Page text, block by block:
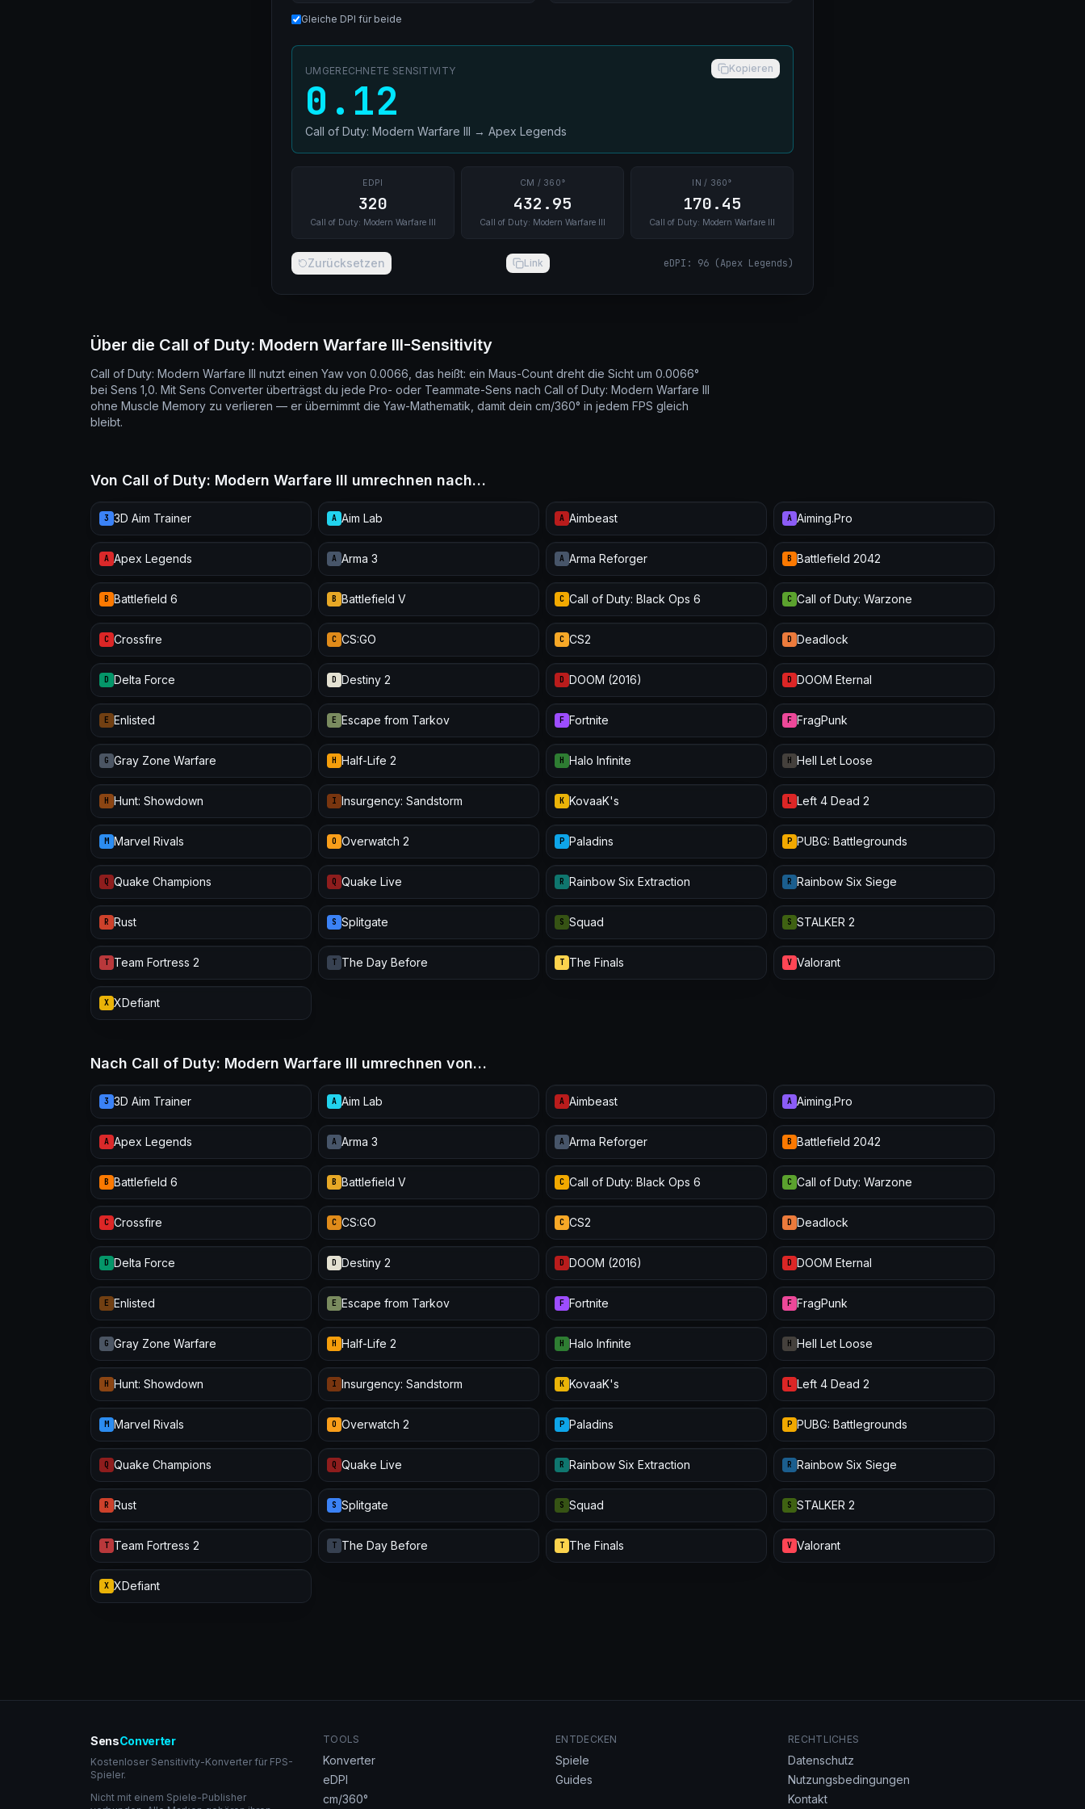
Gleiche DPI für beide
UMGERECHNETE SENSITIVITY Kopieren
0.12
Call of Duty: Modern Warfare III → Apex Legends
EDPI
320
Call of Duty: Modern Warfare III
CM / 360°
432.95
Call of Duty: Modern Warfare III
IN / 360°
170.45
Call of Duty: Modern Warfare III
Zurücksetzen Link eDPI : 96 (Apex Legends)
Über die Call of Duty: Modern Warfare III-Sensitivity
Call of Duty: Modern Warfare III nutzt einen Yaw von 0.0066, das heißt: ein Maus-Count dreht die Sicht um 0.0066°
bei Sens 1,0. Mit Sens Converter überträgst du jede Pro- oder Teammate-Sens nach Call of Duty: Modern Warfare III
ohne Muscle Memory zu verlieren — er übernimmt die Yaw-Mathematik, damit dein cm/360° in jedem FPS gleich
bleibt.
Von Call of Duty: Modern Warfare III umrechnen nach…
3 3D Aim Trainer A Aim Lab A Aimbeast A Aiming.Pro
A Apex Legends A Arma 3 A Arma Reforger B Battlefield 2042
B Battlefield 6 B Battlefield V C Call of Duty: Black Ops 6 C Call of Duty: Warzone
C Crossfire C CS:GO C CS2 D Deadlock
D Delta Force D Destiny 2 D DOOM (2016) D DOOM Eternal
E Enlisted E Escape from Tarkov F Fortnite F FragPunk
G Gray Zone Warfare H Half-Life 2 H Halo Infinite H Hell Let Loose
H Hunt: Showdown I Insurgency: Sandstorm K KovaaK's L Left 4 Dead 2
M Marvel Rivals O Overwatch 2 P Paladins P PUBG: Battlegrounds
Q Quake Champions Q Quake Live R Rainbow Six Extraction R Rainbow Six Siege
R Rust S Splitgate S Squad S STALKER 2
T Team Fortress 2 T The Day Before T The Finals V Valorant
X XDefiant
Nach Call of Duty: Modern Warfare III umrechnen von…
3 3D Aim Trainer A Aim Lab A Aimbeast A Aiming.Pro
A Apex Legends A Arma 3 A Arma Reforger B Battlefield 2042
B Battlefield 6 B Battlefield V C Call of Duty: Black Ops 6 C Call of Duty: Warzone
C Crossfire C CS:GO C CS2 D Deadlock
D Delta Force D Destiny 2 D DOOM (2016) D DOOM Eternal
E Enlisted E Escape from Tarkov F Fortnite F FragPunk
G Gray Zone Warfare H Half-Life 2 H Halo Infinite H Hell Let Loose
H Hunt: Showdown I Insurgency: Sandstorm K KovaaK's L Left 4 Dead 2
M Marvel Rivals O Overwatch 2 P Paladins P PUBG: Battlegrounds
Q Quake Champions Q Quake Live R Rainbow Six Extraction R Rainbow Six Siege
R Rust S Splitgate S Squad S STALKER 2
T Team Fortress 2 T The Day Before T The Finals V Valorant
X XDefiant
SensConverter
Kostenloser Sensitivity-Konverter für FPS-
Spieler.
Nicht mit einem Spiele-Publisher
TOOLS
Konverter
eDPI
cm/360°
ENTDECKEN
Spiele
Guides
RECHTLICHES
Datenschutz
Nutzungsbedingungen
Kontakt